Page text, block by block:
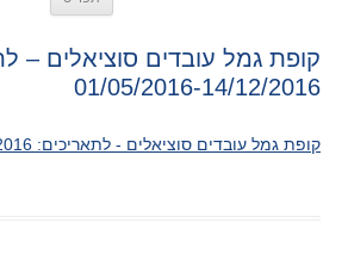
קופת גמל עובדים סוציאלים –
01/05/2016-14/12/2016
קופת גמל עובדים סוציאלים - לתאריכים: 01/05/2016-14/12/2016